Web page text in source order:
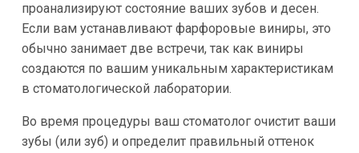
проанализируют состояние ваших зубов и десен.
Если вам устанавливают фарфоровые виниры, это
обычно занимает две встречи, так как виниры
создаются по вашим уникальным характеристикам
в стоматологической лаборатории.
Во время процедуры ваш стоматолог очистит ваши
зубы (или зуб) и определит правильный оттенок